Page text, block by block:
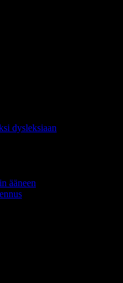
dysleksiaan
ääneen